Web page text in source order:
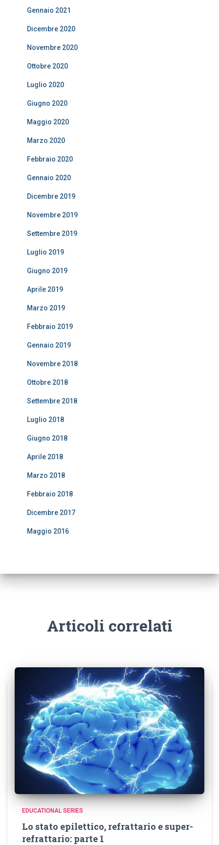
Gennaio 2021
Dicembre 2020
Novembre 2020
Ottobre 2020
Luglio 2020
Giugno 2020
Maggio 2020
Marzo 2020
Febbraio 2020
Gennaio 2020
Dicembre 2019
Novembre 2019
Settembre 2019
Luglio 2019
Giugno 2019
Aprile 2019
Marzo 2019
Febbraio 2019
Gennaio 2019
Novembre 2018
Ottobre 2018
Settembre 2018
Luglio 2018
Giugno 2018
Aprile 2018
Marzo 2018
Febbraio 2018
Dicembre 2017
Maggio 2016
Articoli correlati
EDUCATIONAL SERIES
Lo stato epilettico, refrattario e super-
refrattario: parte 1